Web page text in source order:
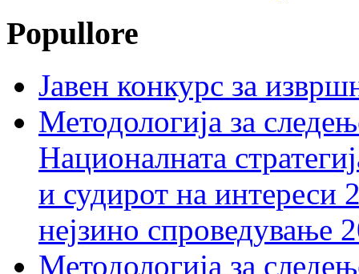
Popullore
Јавен конкурс за
Методологија за
Националната
и судирот на интереси
нејзино спроведување
Методологија за